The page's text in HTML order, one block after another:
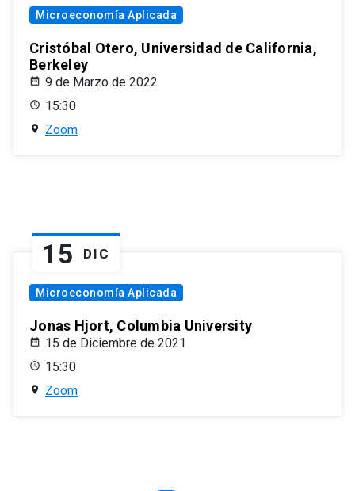
Microeconomía Aplicada
Cristóbal Otero, Universidad de California,
Berkeley
9 de Marzo de 2022
15:30
Zoom
15 DIC
Microeconomía Aplicada
Jonas Hjort, Columbia University
15 de Diciembre de 2021
15:30
Zoom